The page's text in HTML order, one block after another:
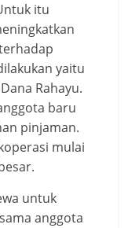
itu
yaitu
Rahayu.
baru
pinjaman.
mulai
untuk
anggota